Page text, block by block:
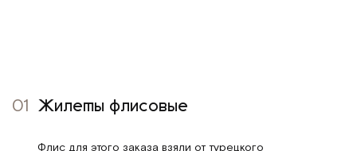
01 Жилеты флисовые
Флис для этого заказа взяли от турецкого